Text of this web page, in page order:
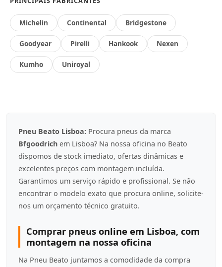
Michelin Continental Bridgestone
Goodyear Pirelli Hankook Nexen
Kumho Uniroyal
Pneu Beato Lisboa: Procura pneus da marca
Bfgoodrich em Lisboa? Na nossa oficina no Beato
dispomos de stock imediato, ofertas dinâmicas e
excelentes preços com montagem incluída.
Garantimos um serviço rápido e profissional. Se não
encontrar o modelo exato que procura online, solicite-
nos um orçamento técnico gratuito.
Comprar pneus online em Lisboa, com
montagem na nossa oficina
Na Pneu Beato juntamos a comodidade da compra